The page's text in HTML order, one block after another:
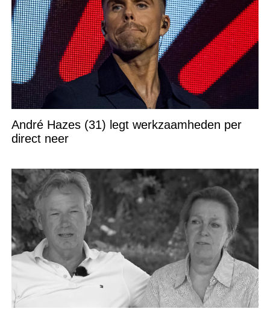
André Hazes (31) legt werkzaamheden per
direct neer